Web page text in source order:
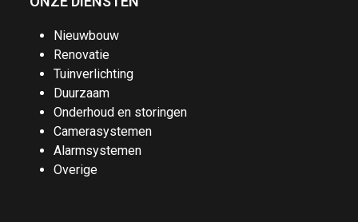
Nieuwbouw
Renovatie
Tuinverlichting
Duurzaam
Onderhoud en storingen
Camerasystemen
Alarmsystemen
Overige